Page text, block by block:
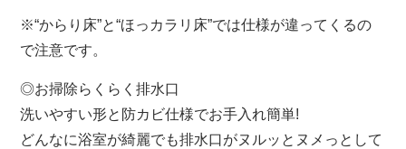
※“からり床”と“ほっカラリ床”では仕様が違ってくるの
で注意です。
◎お掃除らくらく排水口
洗いやすい形と防カビ仕様でお手入れ簡単!
どんなに浴室が綺麗でも排水口がヌルッとヌメっとして